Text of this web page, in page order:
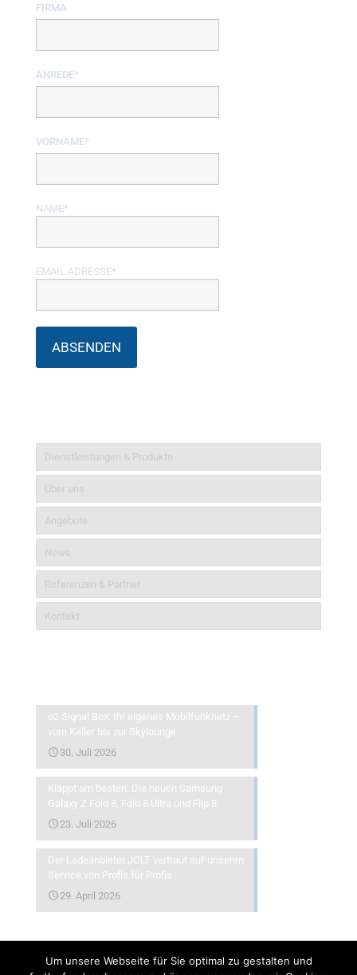
FIRMA
ANREDE*
VORNAME*
NAME*
EMAIL ADRESSE*
Dienstleistungen & Produkte
Über uns
Angebote
News
Referenzen & Partner
Kontakt
o2 Signal Box: Ihr eigenes Mobilfunknetz –
vom Keller bis zur Skylounge
30. Juli 2026
Klappt am besten: Die neuen Samsung
Galaxy Z Fold 8, Fold 8 Ultra und Flip 8
23. Juli 2026
Der Ladeanbieter JOLT vertraut auf unseren
Service von Profis für Profis
29. April 2026
Um unsere Webseite für Sie optimal zu gestalten und